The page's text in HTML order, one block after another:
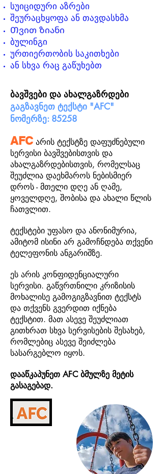
სუიციდური აზრები
შეურაცხყოფა ან თავდასხმა
Თვით ზიანი
ბულინგი
ურთიერთობის საკითხები
ან სხვა რაც გაწუხებთ
ბავშვები და ახალგაზრდები
გაგზავნეთ ტექსტი "AFC"
ნომერზე: 85258
AFC არის ტექსტზე დაფუძნებული
სერვისი ბავშვებისთვის და
ახალგაზრდებისთვის, რომელსაც
შეუძლია დაეხმაროს ნებისმიერ
დროს - მთელი დღე ან ღამე,
ყოველდღე, შობისა და ახალი წლის
ჩათვლით.
ტექსტები უფასო და ანონიმურია,
ამიტომ ისინი არ გამოჩნდება თქვენი
ტელეფონის ანგარიშზე.
ეს არის კონფიდენციალური
სერვისი. გაწვრთნილი კრიზისის
მოხალისე გამოგიგზავნით ტექსტს
და თქვენს გვერდით იქნება
ტექსტით. მათ ასევე შეუძლიათ
გითხრათ სხვა სერვისების შესახებ,
რომლებიც ასევე შეიძლება
სასარგებლო იყოს.
დააწკაპუნეთ AFC ბმულზე მეტის
გასაგებად.